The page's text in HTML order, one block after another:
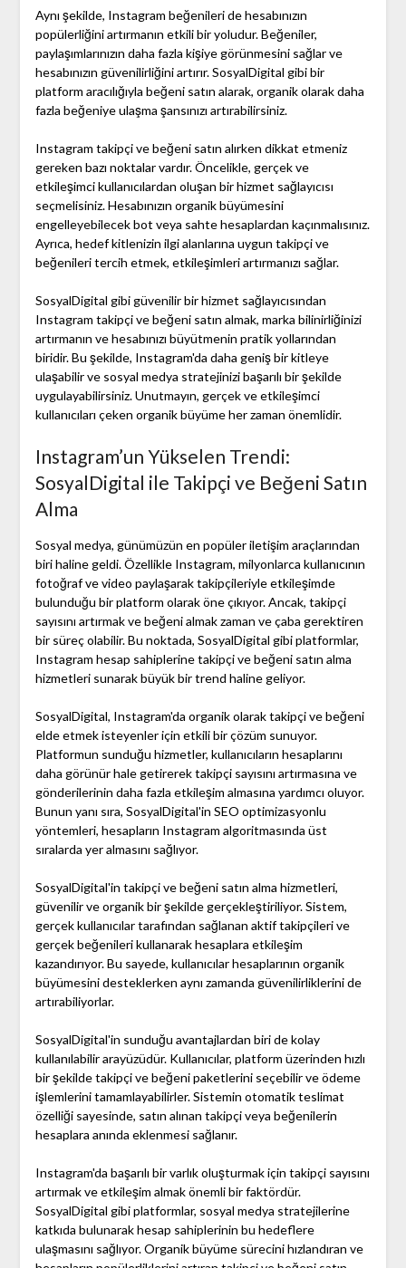
Aynı şekilde, Instagram beğenileri de hesabınızın
popülerliğini artırmanın etkili bir yoludur. Beğeniler,
paylaşımlarınızın daha fazla kişiye görünmesini sağlar ve
hesabınızın güvenilirliğini artırır. SosyalDigital gibi bir
platform aracılığıyla beğeni satın alarak, organik olarak daha
fazla beğeniye ulaşma şansınızı artırabilirsiniz.
Instagram takipçi ve beğeni satın alırken dikkat etmeniz
gereken bazı noktalar vardır. Öncelikle, gerçek ve
etkileşimci kullanıcılardan oluşan bir hizmet sağlayıcısı
seçmelisiniz. Hesabınızın organik büyümesini
engelleyebilecek bot veya sahte hesaplardan kaçınmalısınız.
Ayrıca, hedef kitlenizin ilgi alanlarına uygun takipçi ve
beğenileri tercih etmek, etkileşimleri artırmanızı sağlar.
SosyalDigital gibi güvenilir bir hizmet sağlayıcısından
Instagram takipçi ve beğeni satın almak, marka bilinirliğinizi
artırmanın ve hesabınızı büyütmenin pratik yollarından
biridir. Bu şekilde, Instagram'da daha geniş bir kitleye
ulaşabilir ve sosyal medya stratejinizi başarılı bir şekilde
uygulayabilirsiniz. Unutmayın, gerçek ve etkileşimci
kullanıcıları çeken organik büyüme her zaman önemlidir.
Instagram’un Yükselen Trendi:
SosyalDigital ile Takipçi ve Beğeni Satın
Alma
Sosyal medya, günümüzün en popüler iletişim araçlarından
biri haline geldi. Özellikle Instagram, milyonlarca kullanıcının
fotoğraf ve video paylaşarak takipçileriyle etkileşimde
bulunduğu bir platform olarak öne çıkıyor. Ancak, takipçi
sayısını artırmak ve beğeni almak zaman ve çaba gerektiren
bir süreç olabilir. Bu noktada, SosyalDigital gibi platformlar,
Instagram hesap sahiplerine takipçi ve beğeni satın alma
hizmetleri sunarak büyük bir trend haline geliyor.
SosyalDigital, Instagram'da organik olarak takipçi ve beğeni
elde etmek isteyenler için etkili bir çözüm sunuyor.
Platformun sunduğu hizmetler, kullanıcıların hesaplarını
daha görünür hale getirerek takipçi sayısını artırmasına ve
gönderilerinin daha fazla etkileşim almasına yardımcı oluyor.
Bunun yanı sıra, SosyalDigital'in SEO optimizasyonlu
yöntemleri, hesapların Instagram algoritmasında üst
sıralarda yer almasını sağlıyor.
SosyalDigital'in takipçi ve beğeni satın alma hizmetleri,
güvenilir ve organik bir şekilde gerçekleştiriliyor. Sistem,
gerçek kullanıcılar tarafından sağlanan aktif takipçileri ve
gerçek beğenileri kullanarak hesaplara etkileşim
kazandırıyor. Bu sayede, kullanıcılar hesaplarının organik
büyümesini desteklerken aynı zamanda güvenilirliklerini de
artırabiliyorlar.
SosyalDigital'in sunduğu avantajlardan biri de kolay
kullanılabilir arayüzüdür. Kullanıcılar, platform üzerinden hızlı
bir şekilde takipçi ve beğeni paketlerini seçebilir ve ödeme
işlemlerini tamamlayabilirler. Sistemin otomatik teslimat
özelliği sayesinde, satın alınan takipçi veya beğenilerin
hesaplara anında eklenmesi sağlanır.
Instagram'da başarılı bir varlık oluşturmak için takipçi sayısını
artırmak ve etkileşim almak önemli bir faktördür.
SosyalDigital gibi platformlar, sosyal medya stratejilerine
katkıda bulunarak hesap sahiplerinin bu hedeflere
ulaşmasını sağlıyor. Organik büyüme sürecini hızlandıran ve